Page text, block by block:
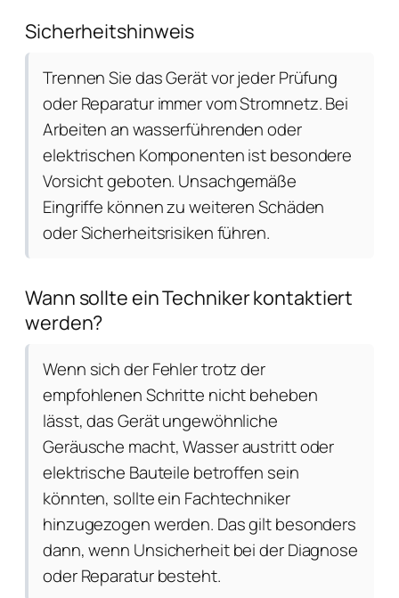
Sicherheitshinweis
Trennen Sie das Gerät vor jeder Prüfung
oder Reparatur immer vom Stromnetz. Bei
Arbeiten an wasserführenden oder
elektrischen Komponenten ist besondere
Vorsicht geboten. Unsachgemäße
Eingriffe können zu weiteren Schäden
oder Sicherheitsrisiken führen.
Wann sollte ein Techniker kontaktiert
werden?
Wenn sich der Fehler trotz der
empfohlenen Schritte nicht beheben
lässt, das Gerät ungewöhnliche
Geräusche macht, Wasser austritt oder
elektrische Bauteile betroffen sein
könnten, sollte ein Fachtechniker
hinzugezogen werden. Das gilt besonders
dann, wenn Unsicherheit bei der Diagnose
oder Reparatur besteht.